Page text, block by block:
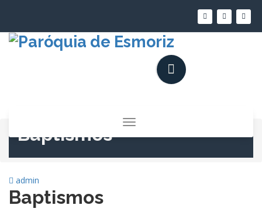
conteúdo
Alternar
a
Baptismos
admin
Baptismos